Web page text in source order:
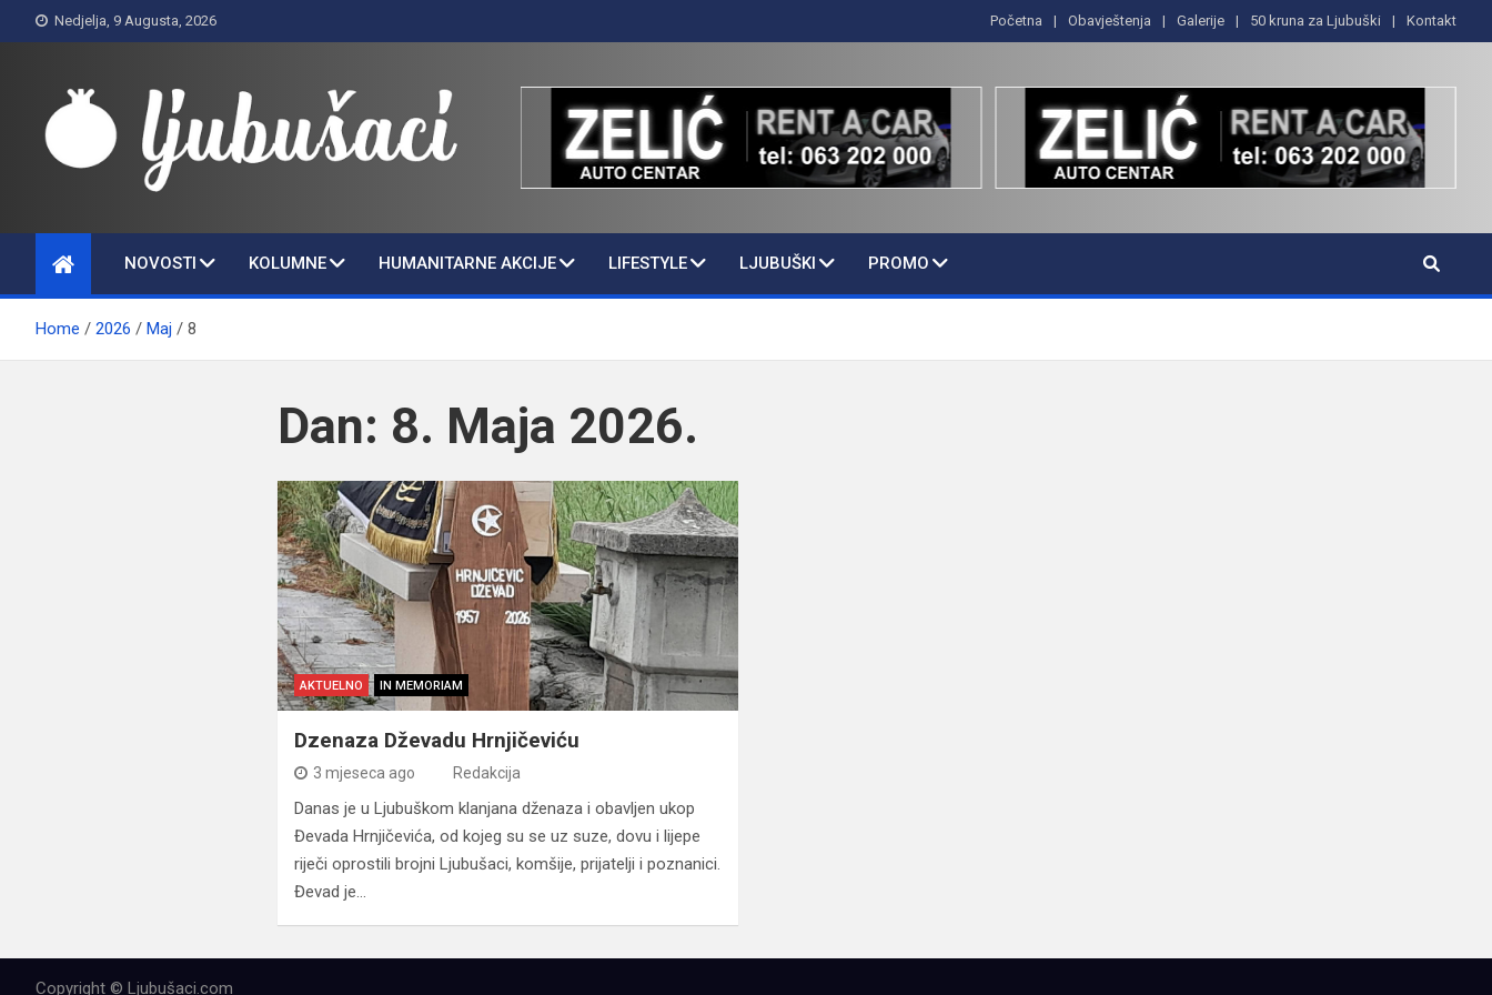
to
Nedjelja, 9 Augusta, 2026 Početna Obavještenja Galerije 50 kruna za Ljubuški Kontakt
Ljubušaci
NOVOSTI KOLUMNE HUMANITARNE AKCIJE LIFESTYLE LJUBUŠKI PROMO
Home 2026 Maj 8
Dan: 8. Maja 2026.
AKTUELNO IN MEMORIAM
Dzenaza Dževadu Hrnjičeviću
3 mjeseca ago Redakcija
Danas je u Ljubuškom klanjana dženaza i obavljen ukop
Đevada Hrnjičevića, od kojeg su se uz suze, dovu i lijepe
riječi oprostili brojni Ljubušaci, komšije, prijatelji i poznanici.
Đevad je…
Copyright © Ljubušaci.com